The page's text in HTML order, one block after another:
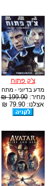
צ'ק פתוח
מדע בדיוני - מתח
מחיר:199.90 ₪
אצלנו: 79.90 ₪